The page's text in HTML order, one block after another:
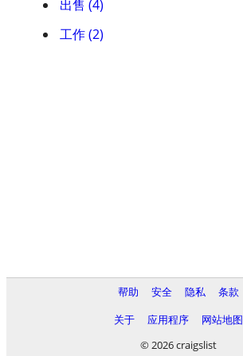
出售 (4)
工作 (2)
帮助 安全 隐私
条款
关于
应用程序
网站地图
© 2026 craigslist